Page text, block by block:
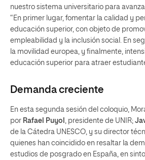
nuestro sistema universitario para
“En primer lugar, fomentar la calidad y
educación superior, con objeto de
empleabilidad y la inclusión social. En
la movilidad europea, y finalmente,
educación superior para atraer
Demanda creciente
En esta segunda sesión del coloquio,
por Rafael Puyol , presidente de UNIR;
de la Cátedra UNESCO, y su director
quienes han coincidido en resaltar la
estudios de posgrado en España, en